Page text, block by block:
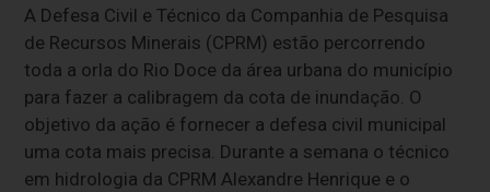
A Defesa Civil e Técnico da Companhia de Pesquisa
de Recursos Minerais (CPRM) estão percorrendo
toda a orla do Rio Doce da área urbana do município
para fazer a calibragem da cota de inundação. O
objetivo da ação é fornecer a defesa civil municipal
uma cota mais precisa. Durante a semana o técnico
em hidrologia da CPRM Alexandre Henrique e o